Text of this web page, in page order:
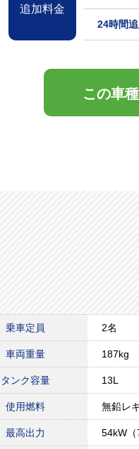
追加料金
24時間
この車
乗車定員 2名
車両重量 187kg
タンク容量 13L
使用燃料 無鉛レ
最高出力 54kW